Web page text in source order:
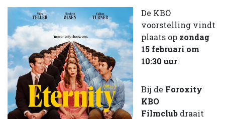
De KBO
voorstelling vindt
plaats op zondag
15 februari om
10:30 uur.
Bij de Foroxity
KBO
Filmclub draait